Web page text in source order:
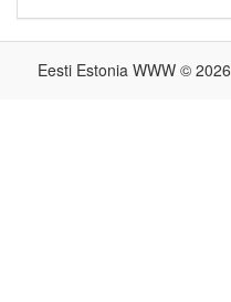
Eesti Estonia WWW © 2026